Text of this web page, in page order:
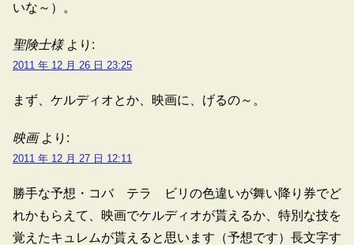
いな～）。
聖険士様 より:
2011 年 12 月 26 日 23:25
まず、ケルディオとか、映画に、げるの～。
映画 より:
2011 年 12 月 27 日 12:11
勝手な予想・コバ テラ ビリの色違いが舞い降り券でど
れかもらえて、映画でケルディオが貰えるか、特別な技を
覚えたキュレムが貰えると思います（予想です）長文字す